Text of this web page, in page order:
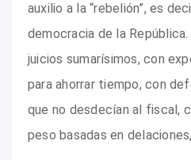
auxilio a la “rebelión”, es
democracia de la
juicios sumarísimos, con
para ahorrar tiempo, con
que no desdecían al fiscal,
peso basadas en